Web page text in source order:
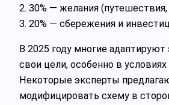
2. 30% — желания
3. 20% — сбережения и
В 2025 году многие адаптируют
свои цели, особенно в условиях
Некоторые эксперты
модифицировать схему в